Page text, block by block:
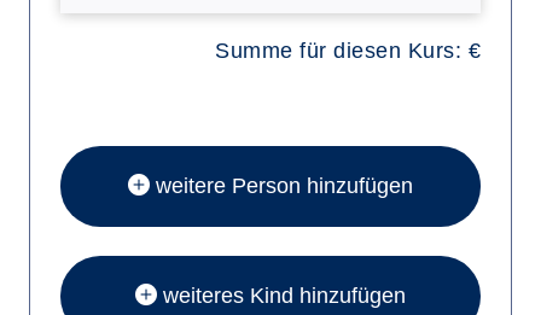
Summe für diesen Kurs: €
weitere Person hinzufügen
weiteres Kind hinzufügen